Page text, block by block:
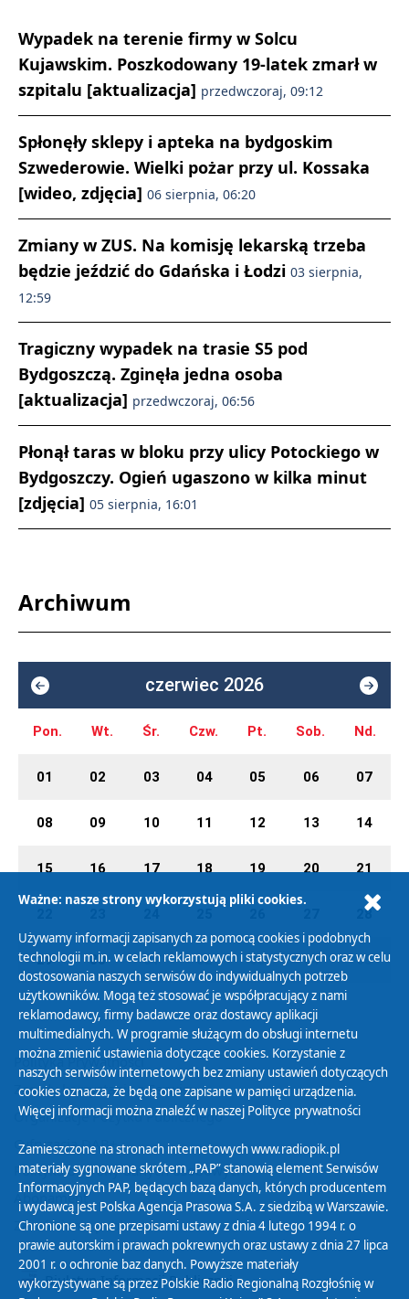
Wypadek na terenie firmy w Solcu
Kujawskim. Poszkodowany 19-latek zmarł w
szpitalu [aktualizacja] przedwczoraj, 09:12
Spłonęły sklepy i apteka na bydgoskim
Szwederowie. Wielki pożar przy ul. Kossaka
[wideo, zdjęcia] 06 sierpnia, 06:20
Zmiany w ZUS. Na komisję lekarską trzeba
będzie jeździć do Gdańska i Łodzi 03 sierpnia,
12:59
Tragiczny wypadek na trasie S5 pod
Bydgoszczą. Zginęła jedna osoba
[aktualizacja] przedwczoraj, 06:56
Płonął taras w bloku przy ulicy Potockiego w
Bydgoszczy. Ogień ugaszono w kilka minut
[zdjęcia] 05 sierpnia, 16:01
Archiwum
czerwiec 2026
Pon. Wt. Śr. Czw. Pt. Sob. Nd.
01 02 03 04 05 06 07
08 09 10 11 12 13 14
15 16 17 18 19 20 21
28
29 30 01 02 03 04 05
Polityka Prywatności
Zasady korzystania z Serwisu
Organizacje Pożytku Publicznego
Cyfryzacja DAB+
Polityka ochrony danych osobowych
Abonament
Zamówienia publiczne
Biuletyn Informacji Publicznej
Ważne: nasze strony wykorzystują pliki cookies.
Używamy informacji zapisanych za pomocą cookies i podobnych
technologii m.in. w celach reklamowych i statystycznych oraz w celu
dostosowania naszych serwisów do indywidualnych potrzeb
użytkowników. Mogą też stosować je współpracujący z nami
reklamodawcy, firmy badawcze oraz dostawcy aplikacji
multimedialnych. W programie służącym do obsługi internetu
można zmienić ustawienia dotyczące cookies. Korzystanie z
naszych serwisów internetowych bez zmiany ustawień dotyczących
cookies oznacza, że będą one zapisane w pamięci urządzenia.
Więcej informacji można znaleźć w naszej Polityce prywatności
Zamieszczone na stronach internetowych www.radiopik.pl
materiały sygnowane skrótem „PAP” stanowią element Serwisów
Informacyjnych PAP, będących bazą danych, których producentem
i wydawcą jest Polska Agencja Prasowa S.A. z siedzibą w Warszawie.
Chronione są one przepisami ustawy z dnia 4 lutego 1994 r. o
prawie autorskim i prawach pokrewnych oraz ustawy z dnia 27 lipca
2001 r. o ochronie baz danych. Powyższe materiały
wykorzystywane są przez Polskie Radio Regionalną Rozgłośnię w